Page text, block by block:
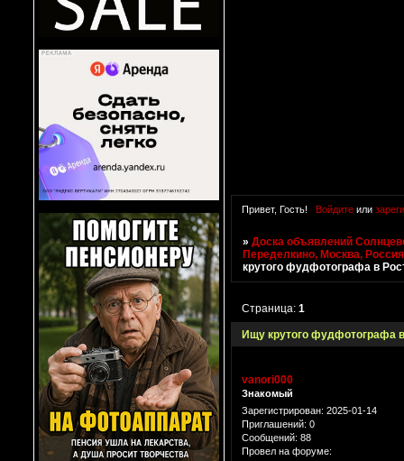
Привет, Гость! Войдитеили
»Доска объявлений
Переделкино, Москва, Россия
крутого фудфотографа в
Ищу крутого фудфотографа
Страница:1
vanori000
Знакомый
Зарегистрирован: 2025-01-14
Приглашений: 0
Сообщений: 88
Провел на форуме: